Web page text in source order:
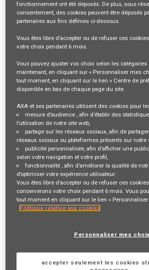
Recevez les futures offres correspondant
Se connecter
ou
Description du poste
VOTRE RÔLE ET VOS
AXA France recrute un Souscripteur conseil
en CDI !
Au sein d'AXA Santé et Collectives (ASC), la
Prévoyance Collectives (DSPC) est en charge de
directe et réassurance en Santé/Prévoyance
Individuelle sur le marché français.
En rejoignant l'équipe Souscription et Comptes
alliant technicité, relations commerciales et
Les principales missions du Souscripteur
fonctionnement ont été déposés. De plus, sous
consentement, des cookies peuvent être déposés
partenaires aux fins définies ci-dessous.
Vous êtes libre d’accepter ou de refuser ces
votre choix pendant 6 mois.
Vous pouvez ajuster vos choix selon les catégories
maintenant, en cliquant sur « Personnaliser mes
tout moment, en cliquant sur le lien « Centre de
disponible en bas de chaque page du site.
AXA et ses partenaires utilisent des cookies pour
mesure d’audience , afin d’établir des
l’utilisation de notre site web,
partage sur les réseaux sociaux, afin de
réseaux sociaux ou plateformes présents sur notre
publicité personnalisée, afin d’afficher une
selon votre navigation et votre profil,
fonctionnalité , afin d’améliorer la qualité de
d’optimiser votre expérience utilisateur.
Vous êtes libre d’accepter ou de refuser ces
conserverons votre choix pendant 6 mois. Vous
tout moment en cliquant sur le lien « Personnaliser
Politique relative aux cookies
Personnaliser mes choix
accepter seulement les cookies